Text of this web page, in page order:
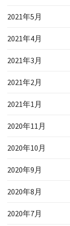
2021年5月
2021年4月
2021年3月
2021年2月
2021年1月
2020年11月
2020年10月
2020年9月
2020年8月
2020年7月